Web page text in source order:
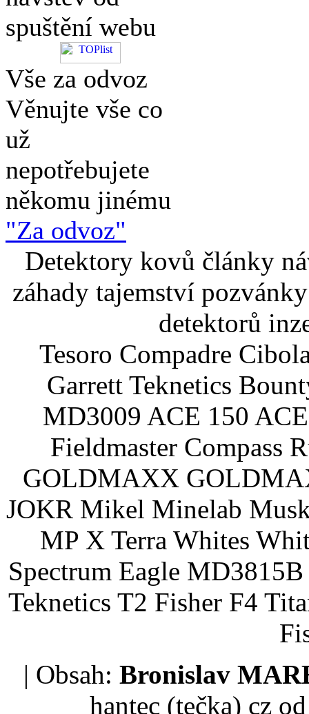
spuštění webu
Vše za odvoz
Věnujte vše co
už
nepotřebujete
někomu jinému
"Za odvoz"
Detektory kovů články
záhady tajemství
detektorů
Tesoro Compadre
Garrett Teknetics
MD3009 ACE 150
Fieldmaster Compass
GOLDMAXX
JOKR Mikel Minelab
MP X Terra Whites
Spectrum Eagle
Teknetics T2 Fisher F4
| Obsah: Bronislav
hantec (tečka) czod